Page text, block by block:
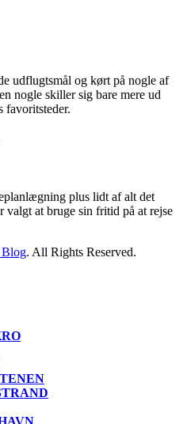
udflugtsmål og kørt på nogle af
nogle skiller sig bare mere ud
favoritsteder.
plus lidt af alt det
valgt at bruge sin fritid på at rejse
Blog. All Rights Reserved.